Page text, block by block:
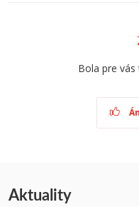
Bola pre
Aktuality